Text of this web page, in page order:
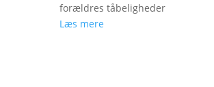
forældres tåbeligheder
Læs mere